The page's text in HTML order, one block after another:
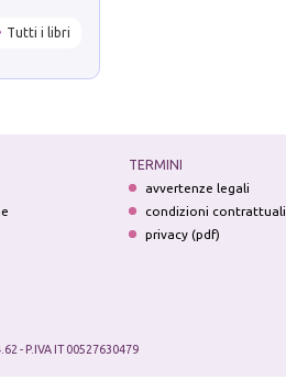
Tutti i libri
TERMINI
avvertenze legali
condizioni contrattuali
privacy (pdf)
- P.IVA IT 00527630479